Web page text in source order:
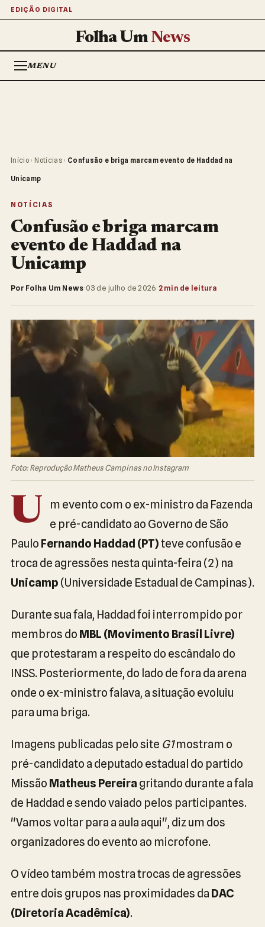
EDIÇÃO DIGITAL
Folha UmNews
MENU
Início › Notícias › Confusão e briga marcam evento de Haddad na
Unicamp
NOTÍCIAS
Confusão e briga marcam
evento de Haddad na
Unicamp
Por Folha Um News·03 de julho de 2026·2 min de leitura
Foto: Reprodução Matheus Campinas no Instagram
U
m evento com o ex-ministro da Fazenda
e pré-candidato ao Governo de São
Paulo Fernando Haddad (PT)teve confusão e
troca de agressões nesta quinta-feira (2) na
Unicamp (Universidade Estadual de Campinas).
Durante sua fala, Haddad foi interrompido por
membros do MBL (Movimento Brasil Livre)
que protestaram a respeito do escândalo do
INSS. Posteriormente, do lado de fora da arena
onde o ex-ministro falava, a situação evoluiu
para uma briga.
Imagens publicadas pelo site G1mostram o
pré-candidato a deputado estadual do partido
Missão Matheus Pereira gritando durante a fala
de Haddad e sendo vaiado pelos participantes.
"Vamos voltar para a aula aqui", diz um dos
organizadores do evento ao microfone.
O vídeo também mostra trocas de agressões
entre dois grupos nas proximidades da DAC
(Diretoria Acadêmica).